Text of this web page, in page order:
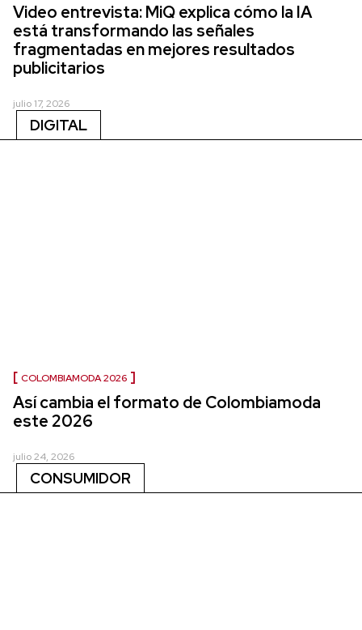
Video entrevista: MiQ explica cómo la IA
está transformando las señales
fragmentadas en mejores resultados
publicitarios
julio 17, 2026
DIGITAL
COLOMBIAMODA 2026
Así cambia el formato de Colombiamoda
este 2026
julio 24, 2026
CONSUMIDOR